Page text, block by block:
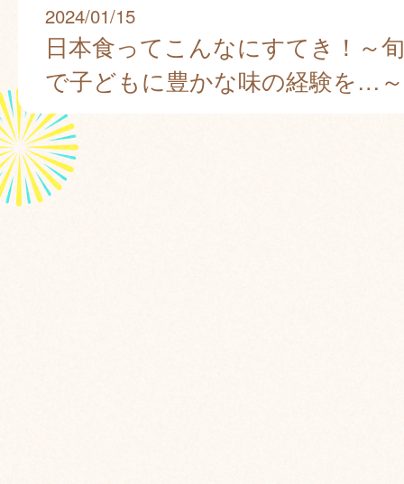
2024/01/15
日本食ってこんなにすてき！～
で子どもに豊かな味の経験を…～